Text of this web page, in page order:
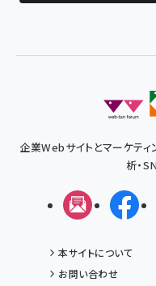
企業Webサイトとマーケテ
析・
メルマガ
本サイトについて
お問い合わせ